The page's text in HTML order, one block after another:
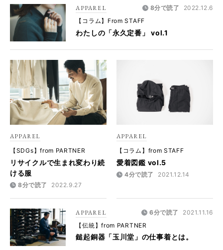
APPAREL 8分で読了
2022.12.6
【コラム】From STAFF
わたしの「永久定番」 vol.1
APPAREL
【SDGs】from PARTNER
リサイクルで生まれ変わり続
ける服
8分で読了 2022.9.27
APPAREL
【コラム】from STAFF
愛着図鑑 vol.5
4分で読了 2021.12.14
APPAREL 6分で読了
2021.11.16
【伝統】from PARTNER
鎚起銅器「玉川堂」の仕事着とは。